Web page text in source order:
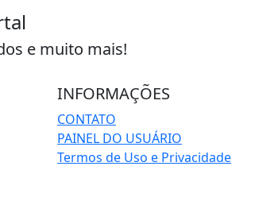
e muito mais!
INFORMAÇÕES
CONTATO
PAINEL DO USUÁRIO
Termos de Uso e Privacidade